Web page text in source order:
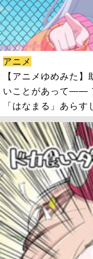
アニメ
【アニメゆめみた
いことがあって――
「はなまる」あら